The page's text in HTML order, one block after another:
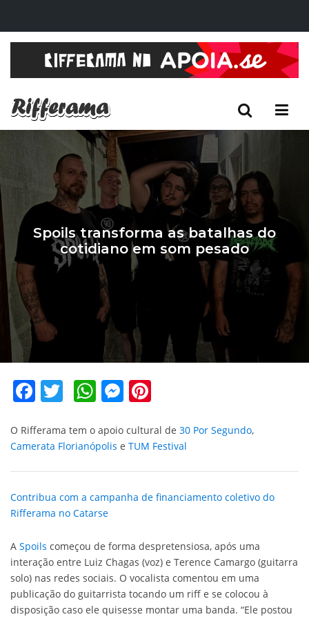
Spoils transforma as batalhas do
cotidiano em som pesado
Facebook
Twitter
WhatsApp
Messenger
O Rifferama tem o apoio cultural de 30 Por Segundo,
Camerata Florianópolis e TUM Festival
Contribua com a campanha de financiamento coletivo do
Rifferama no Catarse
A Spoils começou de forma despretensiosa, após uma
interação entre Luiz Chagas (voz) e Terence Camargo (guitarra
solo) nas redes sociais. O vocalista comentou em uma
publicação do guitarrista tocando um riff e se colocou à
disposição caso ele quisesse montar uma banda. “Ele postou